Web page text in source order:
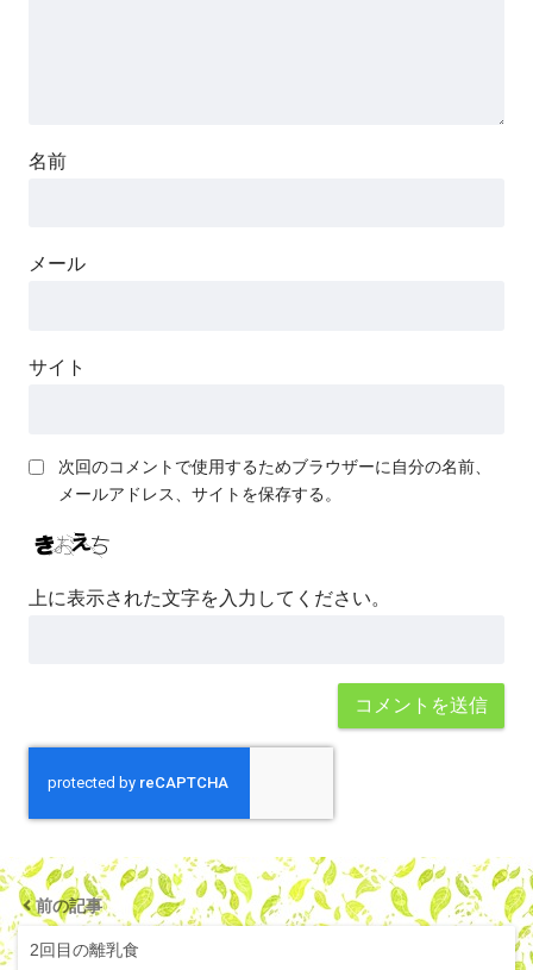
名前
メール
サイト
次回のコメントで使用するためブラウザーに自分の名前、
メールアドレス、サイトを保存する。
上に表示された文字を入力してください。
前の記事
2回目の離乳食